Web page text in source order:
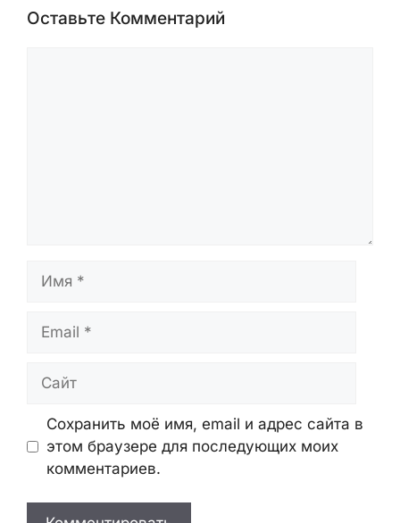
основе official advisories, данных
CVE/NVD, уведомлений CISA,